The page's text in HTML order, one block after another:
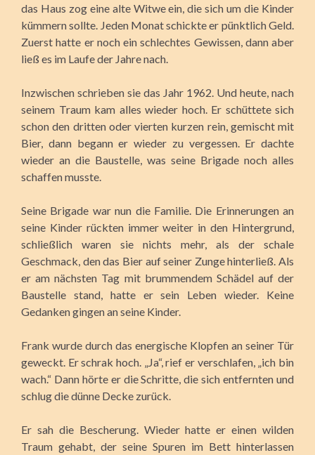
das Haus zog eine alte Witwe ein, die sich um die Kinder
kümmern sollte. Jeden Monat schickte er pünktlich Geld.
Zuerst hatte er noch ein schlechtes Gewissen, dann aber
ließ es im Laufe der Jahre nach.
Inzwischen schrieben sie das Jahr 1962. Und heute, nach
seinem Traum kam alles wieder hoch. Er schüttete sich
schon den dritten oder vierten kurzen rein, gemischt mit
Bier, dann begann er wieder zu vergessen. Er dachte
wieder an die Baustelle, was seine Brigade noch alles
schaffen musste.
Seine Brigade war nun die Familie. Die Erinnerungen an
seine Kinder rückten immer weiter in den Hintergrund,
schließlich waren sie nichts mehr, als der schale
Geschmack, den das Bier auf seiner Zunge hinterließ. Als
er am nächsten Tag mit brummendem Schädel auf der
Baustelle stand, hatte er sein Leben wieder. Keine
Gedanken gingen an seine Kinder.
Frank wurde durch das energische Klopfen an seiner Tür
geweckt. Er schrak hoch. „Ja“, rief er verschlafen, „ich bin
wach.“ Dann hörte er die Schritte, die sich entfernten und
schlug die dünne Decke zurück.
Er sah die Bescherung. Wieder hatte er einen wilden
Traum gehabt, der seine Spuren im Bett hinterlassen